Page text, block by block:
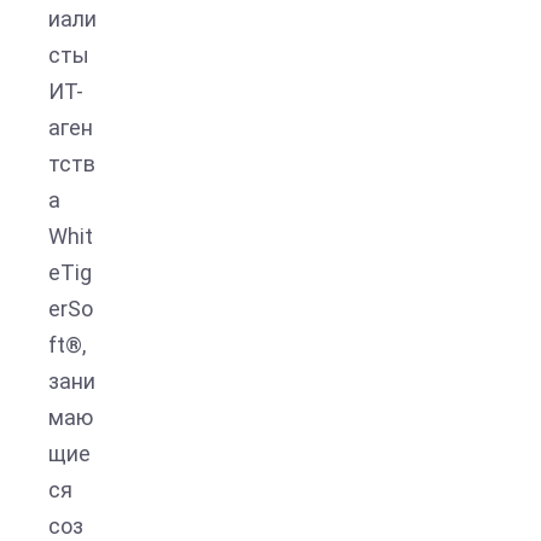
иали
сты
ИТ-
аген
тств
а
Whit
eTig
erSo
ft®,
зани
маю
щие
ся
соз